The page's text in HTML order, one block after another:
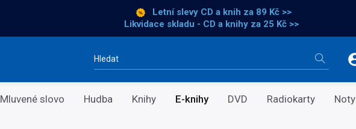
Letní slevy CD a knih za 89 Kč >>
Likvidace skladu - CD a knihy za 25 Kč >>
Vyhledávání
Mluvené slovo Hudba Knihy E-knihy DVD Radiokarty Noty